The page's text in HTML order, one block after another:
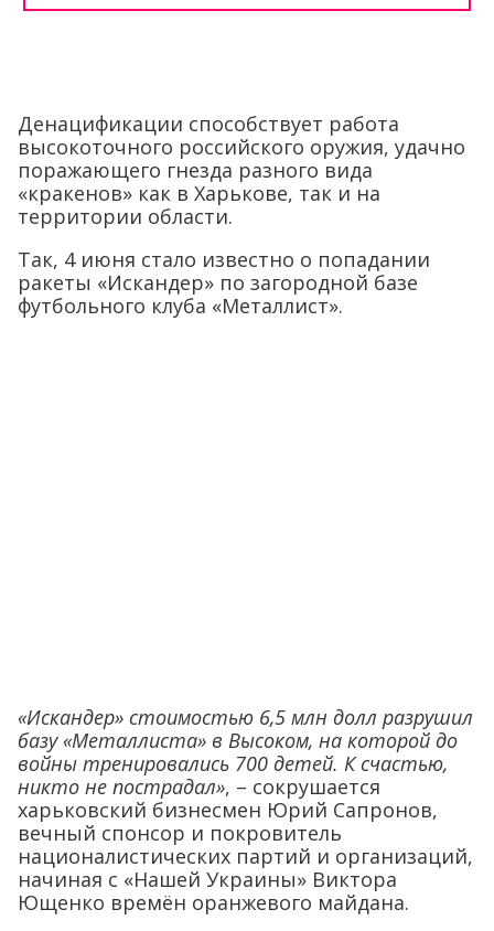
Денацификации способствует работа
высокоточного российского оружия, удачно
поражающего гнезда разного вида
«кракенов» как в Харькове, так и на
территории области.
Так, 4 июня стало известно о попадании
ракеты «Искандер» по загородной базе
футбольного клуба «Металлист».
«Искандер» стоимостью 6,5 млн долл разрушил
базу «Металлиста» в Высоком, на которой до
войны тренировались 700 детей. К счастью,
никто не пострадал», – сокрушается
харьковский бизнесмен Юрий Сапронов,
вечный спонсор и покровитель
националистических партий и организаций,
начиная с «Нашей Украины» Виктора
Ющенко времён оранжевого майдана.